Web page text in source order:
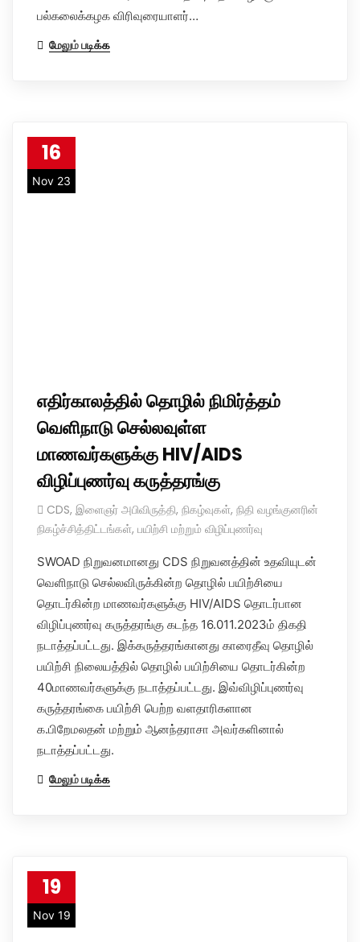
பல்கலைக்கழக விரிவுரையாளர்…
மேலும் படிக்க
16
Nov 23
எதிர்காலத்தில் தொழில் நிமிர்த்தம்
வெளிநாடு செல்லவுள்ள
மாணவர்களுக்கு HIV/AIDS
விழிப்புணர்வு கருத்தரங்கு
CDS, இளைஞர் அபிவிருத்தி, நிகழ்வுகள், நிதி வழங்குனரின்
நிகழ்ச்சித்திட்டங்கள், பயிற்சி மற்றும் விழிப்புணர்வு
SWOAD நிறுவனமானது CDS நிறுவனத்தின் உதவியுடன்
வெளிநாடு செல்லவிருக்கின்ற தொழில் பயிற்சியை
தொடர்கின்ற மாணவர்களுக்கு HIV/AIDS தொடர்பான
விழிப்புணர்வு கருத்தரங்கு கடந்த 16.011.2023ம் திகதி
நடாத்தப்பட்டது. இக்கருத்தரங்கானது காரைதீவு தொழில்
பயிற்சி நிலையத்தில் தொழில் பயிற்சியை தொடர்கின்ற
40மாணவர்களுக்கு நடாத்தப்பட்டது. இவ்விழிப்புணர்வு
கருத்தரங்கை பயிற்சி பெற்ற வளதாரிகளான
க.பிறேமலதன் மற்றும் ஆனந்தராசா அவர்களினால்
நடாத்தப்பட்டது.
மேலும் படிக்க
19
Nov 19